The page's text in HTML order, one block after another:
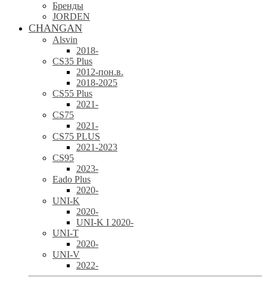
Бренды
JORDEN
CHANGAN
Alsvin
2018-
CS35 Plus
2012-пон.в.
2018-2025
CS55 Plus
2021-
CS75
2021-
CS75 PLUS
2021-2023
CS95
2023-
Eado Plus
2020-
UNI-K
2020-
UNI-K I 2020-
UNI-T
2020-
UNI-V
2022-